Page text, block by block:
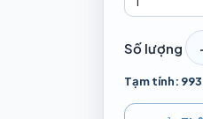
Số lượng
Tạm tính: